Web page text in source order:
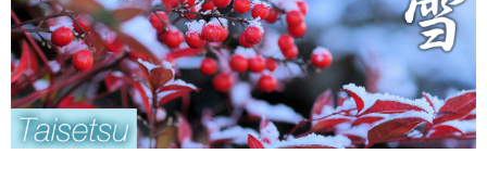
繁體字
Español
العربية
Infos de base
Dossiers